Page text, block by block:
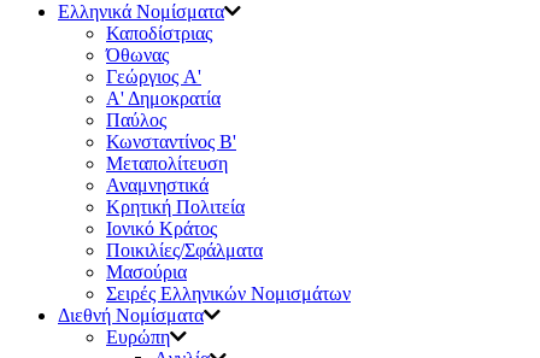
Ελληνικά Νομίσματα
Καποδίστριας
Όθωνας
Γεώργιος A'
Α' Δημοκρατία
Παύλος
Κωνσταντίνος Β'
Μεταπολίτευση
Αναμνηστικά
Κρητική Πολιτεία
Ιονικό Κράτος
Ποικιλίες/Σφάλματα
Μασούρια
Σειρές Ελληνικών Νομισμάτων
Διεθνή Νομίσματα
Ευρώπη